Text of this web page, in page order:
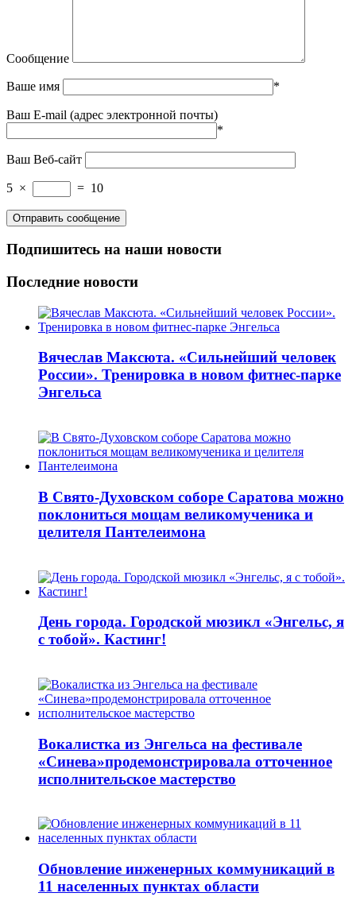
Сообщение
Ваше имя *
Ваш E-mail (адрес электронной почты)
*
Ваш Веб-сайт
5 × = 10
Подпишитесь на наши новости
Последние новости
Вячеслав Максюта. «Сильнейший человек
России». Тренировка в новом фитнес-парке
Энгельса
В Свято-Духовском соборе Саратова можно
поклониться мощам великомученика и
целителя Пантелеимона
День города. Городской мюзикл «Энгельс, я
с тобой». Кастинг!
Вокалистка из Энгельса на фестивале
«Синева»продемонстрировала отточенное
исполнительское мастерство
Обновление инженерных коммуникаций в
11 населенных пунктах области